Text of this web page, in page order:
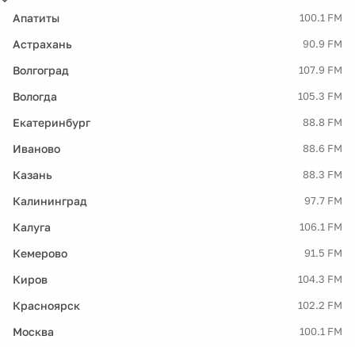
Апатиты 100.1 FM
Астрахань 90.9 FM
Волгоград 107.9 FM
Вологда 105.3 FM
Екатеринбург 88.8 FM
Иваново 88.6 FM
Казань 88.3 FM
Калининград 97.7 FM
Калуга 106.1 FM
Кемерово 91.5 FM
Киров 104.3 FM
Красноярск 102.2 FM
Москва 100.1 FM